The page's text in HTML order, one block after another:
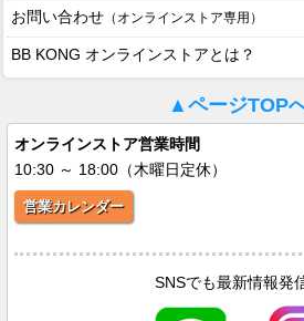
お問い合わせ （オンラインストア専用）
BB KONG オンラインストアとは？
▲ページTOP
オンラインストア営業時間
10:30 ～ 18:00（木曜日定休）
営業カレンダー
SNSでも最新情報発